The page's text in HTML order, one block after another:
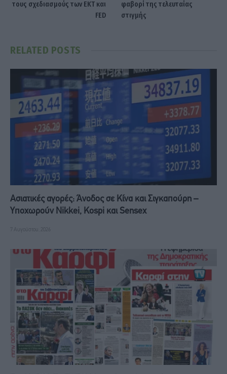
τους σχεδιασμούς των ΕΚΤ και
FED
φαβορί της τελευταίας
στιγμής
RELATED POSTS
Ασιατικές αγορές: Άνοδος σε Κίνα και Σιγκαπούρη –
Υποχωρούν Nikkei, Kospi και Sensex
7 Αυγούστου, 2026